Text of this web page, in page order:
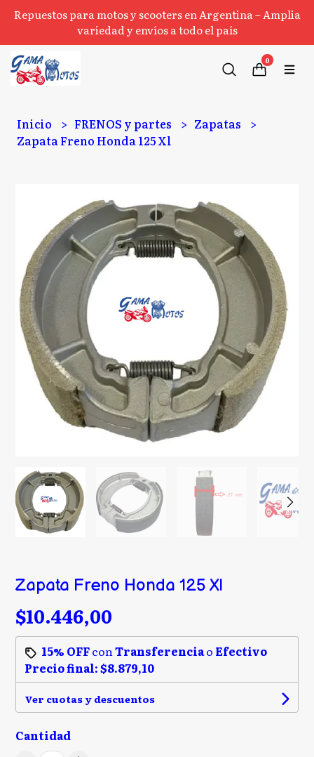
Repuestos para motos y scooters en Argentina – Amplia
variedad y envíos a todo el país
0
Inicio FRENOS y partes
Zapatas
Zapata Freno Honda 125 Xl
Zapata Freno Honda 125 Xl
$10.446,00
15% OFFconTransferenciao Efectivo
Precio final:$8.879,10
Ver cuotas y descuentos
Cantidad